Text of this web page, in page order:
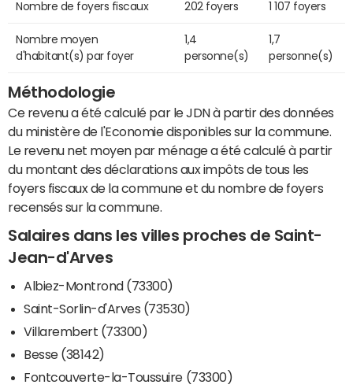
Nombre de foyers fiscaux 202 foyers 1 107 foyers
Nombre moyen
d'habitant(s) par foyer
1,4
personne(s)
1,7
personne(s)
Méthodologie
Ce revenu a été calculé par le JDN à partir des données
du ministère de l'Economie disponibles sur la commune.
Le revenu net moyen par ménage a été calculé à partir
du montant des déclarations aux impôts de tous les
foyers fiscaux de la commune et du nombre de foyers
recensés sur la commune.
Salaires dans les villes proches de Saint-
Jean-d'Arves
Albiez-Montrond (73300)
Saint-Sorlin-d'Arves (73530)
Villarembert (73300)
Besse (38142)
Fontcouverte-la-Toussuire (73300)